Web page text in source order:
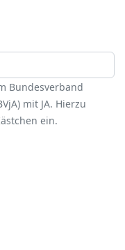
Bundesverband
mit JA. Hierzu
ein.